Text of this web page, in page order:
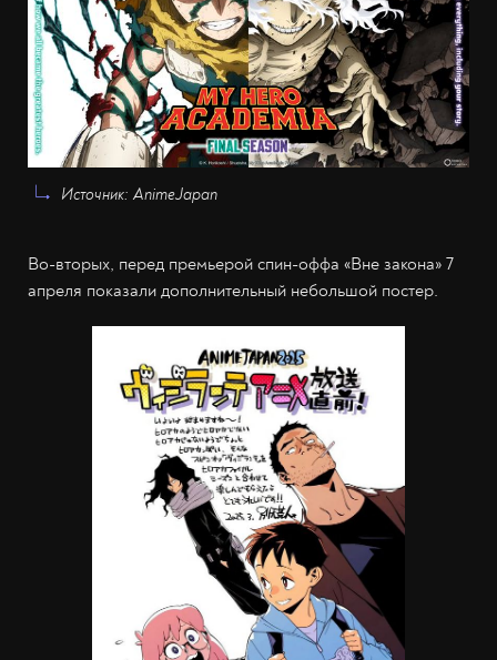
Источник: AnimeJapan
Во-вторых, перед премьерой спин-оффа «Вне закона» 7
апреля показали дополнительный небольшой постер.